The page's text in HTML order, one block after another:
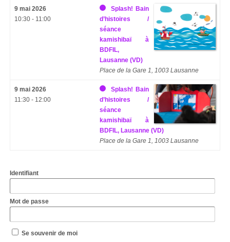
9 mai 2026
10:30 - 11:00
Splash! Bain
d’histoires /
séance
kamishibaï à
BDFIL,
Lausanne (VD)
Place de la Gare 1, 1003 Lausanne
9 mai 2026
11:30 - 12:00
Splash! Bain
d’histoires /
séance
kamishibaï à
BDFIL, Lausanne (VD)
Place de la Gare 1, 1003 Lausanne
Identifiant
Mot de passe
Se souvenir de moi